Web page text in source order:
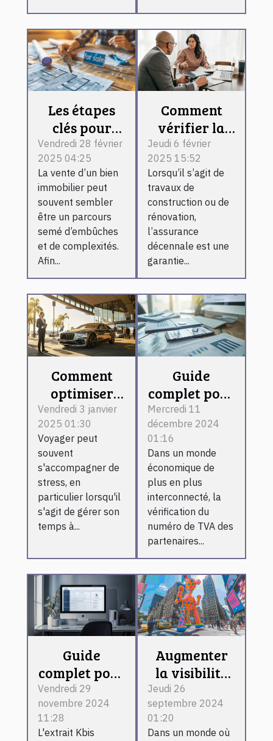
Les étapes
clés pour
vendre votre
bien
immobilier
rapidement
Vendredi 28 février
2025 04:25
La vente d’un bien
immobilier peut
souvent sembler
être un parcours
semé d’embûches
et de complexités.
Afin...
Comment
vérifier la
validité
d’une
attestation
d’assurance
décennale
avant de
signer un
contrat ?
Jeudi 6 février
2025 15:52
Lorsqu’il s’agit de
travaux de
construction ou de
rénovation,
l’assurance
décennale est une
garantie...
Comment
optimiser
votre temps
à l'aéroport
avec un
service de
voiturier
Vendredi 3 janvier
2025 01:30
Voyager peut
souvent
s'accompagner de
stress, en
particulier lorsqu'il
s'agit de gérer son
temps à...
Guide
complet pour
utiliser un
service de
vérification
de numéro
de TVA en
ligne
Mercredi 11
décembre 2024
01:16
Dans un monde
économique de
plus en plus
interconnecté, la
vérification du
numéro de TVA des
partenaires...
Guide
complet pour
obtenir un
extrait Kbis
en ligne
Vendredi 29
novembre 2024
11:28
L'extrait Kbis
Augmenter
la visibilité
des
entreprises
avec des
Jeudi 26
septembre 2024
01:20
Dans un monde où